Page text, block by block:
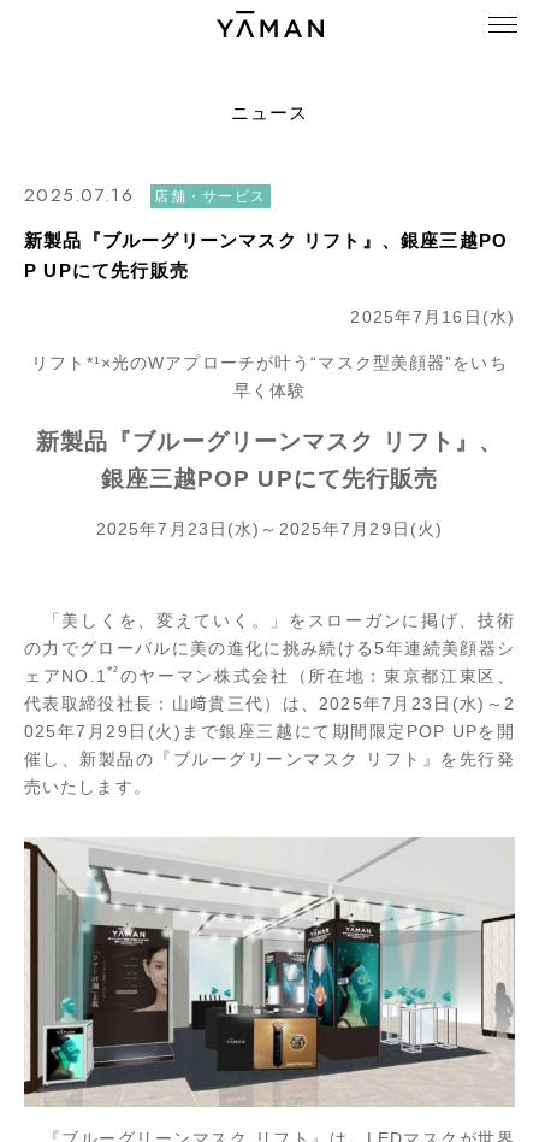
ニュース
2025.07.16 店舗・サービス
新製品『ブルーグリーンマスク リフト』、銀座三越PO
P UPにて先行販売
2025年7月16日(水)
リフト*¹×光のWアプローチが叶う“マスク型美顔器”をいち
早く体験
新製品『ブルーグリーンマスク リフト』、
銀座三越POP UPにて先行販売
2025年7月23日(水)～2025年7月29日(火)
「美しくを、変えていく。」をスローガンに掲げ、技術
の力でグローバルに美の進化に挑み続ける5年連続美顔器シ
ェアNO.1 *²のヤーマン株式会社（所在地：東京都江東区、
代表取締役社長：山﨑貴三代）は、2025年7月23日(水)～2
025年7月29日(火)まで銀座三越にて期間限定POP UPを開
催し、新製品の『ブルーグリーンマスク リフト』を先行発
売いたします。
『ブルーグリーンマスク リフト』は、LEDマスクが世界